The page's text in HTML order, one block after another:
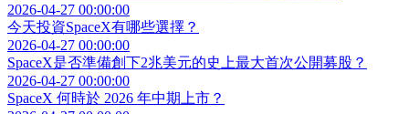
2026-04-27 00:00:00
今天投資SpaceX有哪些選擇？
2026-04-27 00:00:00
SpaceX是否準備創下2兆美元的史上最大首次公開募股？
2026-04-27 00:00:00
SpaceX 何時於 2026 年中期上市？